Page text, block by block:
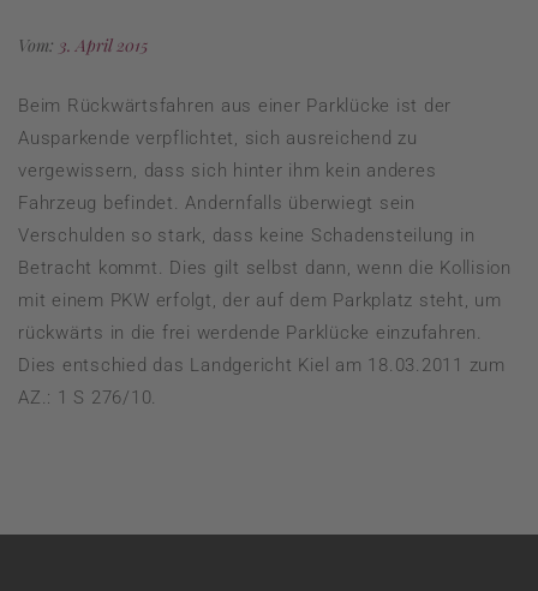
Vom: 3. April 2015
Beim Rückwärtsfahren aus einer Parklücke ist der
Ausparkende verpflichtet, sich ausreichend zu
vergewissern, dass sich hinter ihm kein anderes
Fahrzeug befindet. Andernfalls überwiegt sein
Verschulden so stark, dass keine Schadensteilung in
Betracht kommt. Dies gilt selbst dann, wenn die Kollision
mit einem PKW erfolgt, der auf dem Parkplatz steht, um
rückwärts in die frei werdende Parklücke einzufahren.
Dies entschied das Landgericht Kiel am 18.03.2011 zum
AZ.: 1 S 276/10.